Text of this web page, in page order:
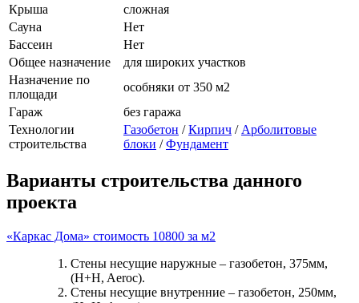
Крыша
сложная
Сауна
Нет
Бассеин
Нет
Общее назначение
для широких участков
Назначение по
площади
особняки от 350 м2
Гараж
без гаража
Технологии
строительства
Газобетон /Кирпич / Арболитовые
блоки /Фундамент
Варианты строительства данного
проекта
«Каркас Дома» стоимость 10800 за м2
Стены несущие наружные – газобетон, 375мм,
(H+H, Aeroc).
Стены несущие внутренние – газобетон, 250мм,